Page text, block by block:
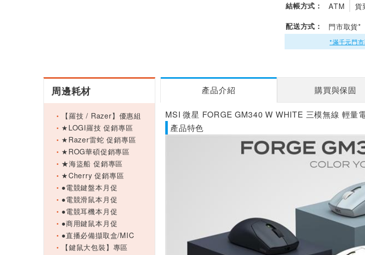
結帳方式： ATM 貨
配送方式： 門市取貨*
*滿千元門
周邊耗材
【羅技 / Razer】優惠組
★LOGI羅技 促銷專區
★Razer雷蛇 促銷專區
★ROG華碩促銷專區
★海盜船 促銷專區
★Cherry 促銷專區
●電競鍵盤本月促
●電競滑鼠本月促
●電競耳機本月促
●商用鍵鼠本月促
●直播必備擷取盒/MIC
【鍵鼠大包裝】專區
產品介紹 購買與保固
MSI 微星 FORGE GM340 W WHITE 三模無線 輕量
產品特色